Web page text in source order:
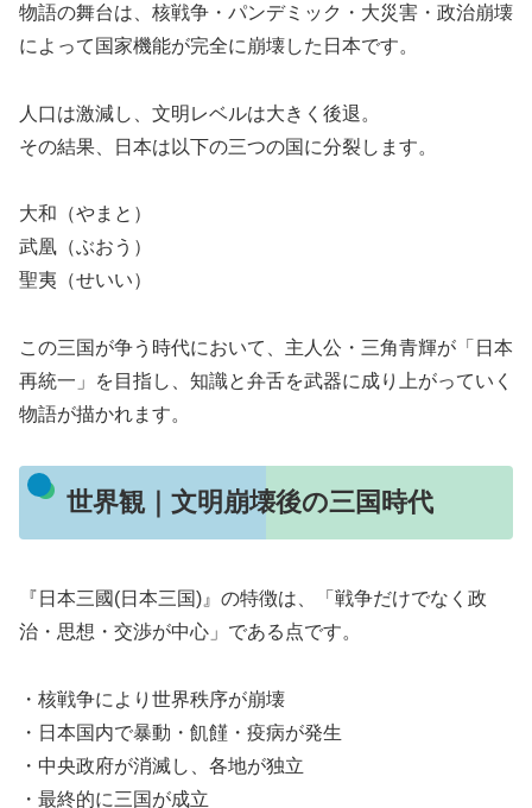
物語の舞台は、核戦争・パンデミック・大災害・政治崩壊
によって国家機能が完全に崩壊した日本です。
人口は激減し、文明レベルは大きく後退。
その結果、日本は以下の三つの国に分裂します。
大和（やまと）
武凰（ぶおう）
聖夷（せいい）
この三国が争う時代において、主人公・三角青輝が「日本
再統一」を目指し、知識と弁舌を武器に成り上がっていく
物語が描かれます。
世界観｜文明崩壊後の三国時代
『日本三國(日本三国)』の特徴は、「戦争だけでなく政
治・思想・交渉が中心」である点です。
・核戦争により世界秩序が崩壊
・日本国内で暴動・飢饉・疫病が発生
・中央政府が消滅し、各地が独立
・最終的に三国が成立